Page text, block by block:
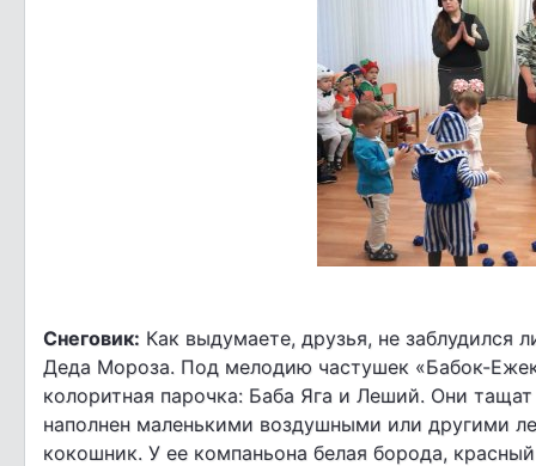
Снеговик: Как выдумаете, друзья, не заблудился
Деда Мороза. Под мелодию частушек «Бабок-
колоритная парочка: Баба Яга и Леший. Они
наполнен маленькими воздушными или другими
кокошник. У ее компаньона белая борода,